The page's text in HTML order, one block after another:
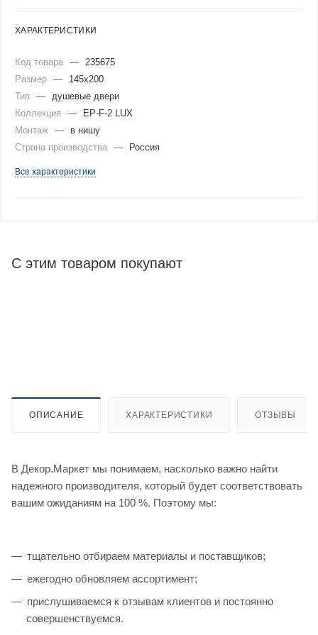
ХАРАКТЕРИСТИКИ
Код товара —
235675
Размер —
145x200
Тип
—
душевые двери
Коллекция
—
EP-F-2 LUX
Монтаж —
в нишу
Страна производства — Россия
Все характеристики
С этим товаром покупают
ОПИСАНИЕ ХАРАКТЕРИСТИКИ ОТЗЫВЫ
В Декор.Маркет мы понимаем, насколько важно найти
надежного производителя, который будет соответствовать
вашим ожиданиям на 100 %. Поэтому мы:
тщательно отбираем материалы и поставщиков;
ежегодно обновляем ассортимент;
прислушиваемся к отзывам клиентов и постоянно
совершенствуемся.